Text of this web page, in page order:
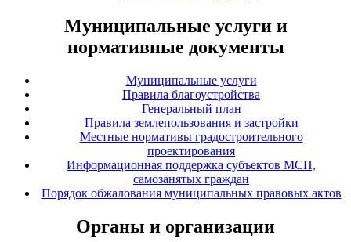
Муниципальные услуги и
нормативные документы
Муниципальные услуги
Правила благоустройства
Генеральный план
Правила землепользования и застройки
Местные нормативы градостроительного
проектирования
Информационная поддержка субъектов МСП,
самозанятых граждан
Порядок обжалования муниципальных правовых актов
Органы и организации